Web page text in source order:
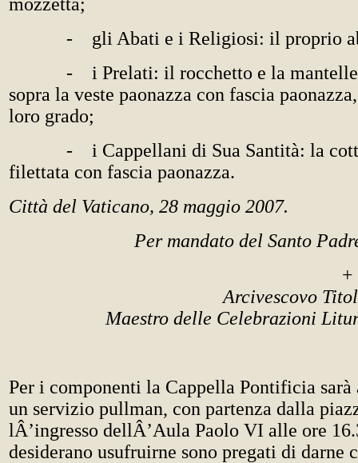
mozzetta;
- gli Abati e i Religiosi: il proprio
- i Prelati: il rocchetto e la
sopra la veste paonazza con fascia
loro grado;
- i Cappellani di Sua Santità: la cotta
filettata con fascia paonazza.
Città del Vaticano, 28 maggio 2007.
Per mandato del Santo
+
Arcivescovo
Maestro delle Celebrazioni
Per i componenti la Cappella Pontificia sarà
un servizio pullman, con partenza dalla
lÂ’ingresso dellÂ’Aula Paolo VI alle ore
desiderano usufruirne sono pregati di darne